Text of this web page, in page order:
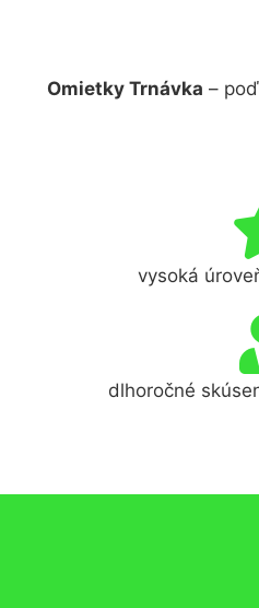
Omietky Trnávka –
vysoká
dlhoročné